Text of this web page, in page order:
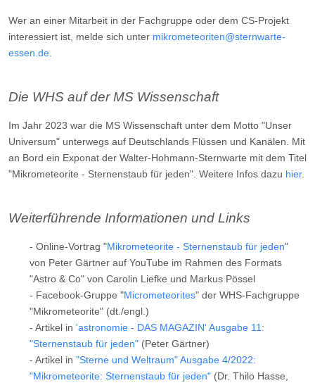
Wer an einer Mitarbeit in der Fachgruppe oder dem CS-Projekt
interessiert ist, melde sich unter mikrometeoriten@sternwarte-
essen.de.
Die WHS auf der MS Wissenschaft
Im Jahr 2023 war die MS Wissenschaft unter dem Motto "Unser
Universum" unterwegs auf Deutschlands Flüssen und Kanälen. Mit
an Bord ein Exponat der Walter-Hohmann-Sternwarte mit dem Titel
"Mikrometeorite - Sternenstaub für jeden". Weitere Infos dazu hier.
Weiterführende Informationen und Links
- Online-Vortrag "Mikrometeorite - Sternenstaub für jeden"
von Peter Gärtner auf YouTube im Rahmen des Formats
"Astro & Co" von Carolin Liefke und Markus Pössel
- Facebook-Gruppe "Micrometeorites" der WHS-Fachgruppe
"Mikrometeorite" (dt./engl.)
- Artikel in 'astronomie - DAS MAGAZIN' Ausgabe 11:
"Sternenstaub für jeden" (Peter Gärtner)
- Artikel in "Sterne und Weltraum" Ausgabe 4/2022:
"Mikrometeorite: Sternenstaub für jeden" (Dr. Thilo Hasse,